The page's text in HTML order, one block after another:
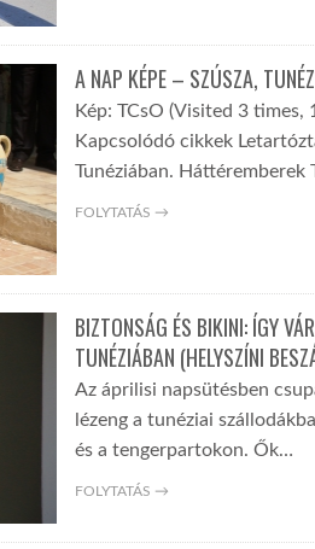
A NAP KÉPE – SZÚSZA,
Kép: TCsO (Visited 3 times,
Kapcsolódó cikkek
Tunéziában. Háttéremberek
FOLYTATÁS →
BIZTONSÁG ÉS BIKINI: ÍGY
TUNÉZIÁBAN (HELYSZÍNI
Az áprilisi napsütésben
lézeng a tunéziai
és a tengerpartokon. Ők…
FOLYTATÁS →